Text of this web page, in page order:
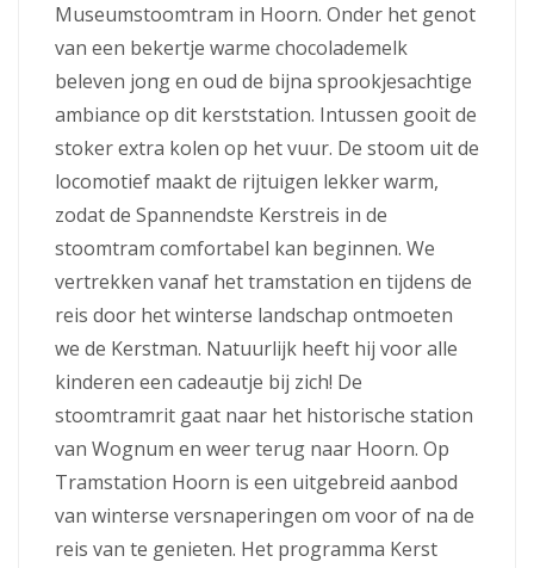
Museumstoomtram in Hoorn. Onder het genot
van een bekertje warme chocolademelk
beleven jong en oud de bijna sprookjesachtige
ambiance op dit kerststation. Intussen gooit de
stoker extra kolen op het vuur. De stoom uit de
locomotief maakt de rijtuigen lekker warm,
zodat de Spannendste Kerstreis in de
stoomtram comfortabel kan beginnen. We
vertrekken vanaf het tramstation en tijdens de
reis door het winterse landschap ontmoeten
we de Kerstman. Natuurlijk heeft hij voor alle
kinderen een cadeautje bij zich! De
stoomtramrit gaat naar het historische station
van Wognum en weer terug naar Hoorn. Op
Tramstation Hoorn is een uitgebreid aanbod
van winterse versnaperingen om voor of na de
reis van te genieten. Het programma Kerst